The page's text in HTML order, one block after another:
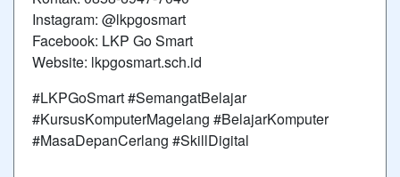
Instagram: @lkpgosmart
Facebook: LKP Go Smart
Website: lkpgosmart.sch.id
#LKPGoSmart #SemangatBelajar
#KursusKomputerMagelang #BelajarKomputer
#MasaDepanCerlang #SkillDigital